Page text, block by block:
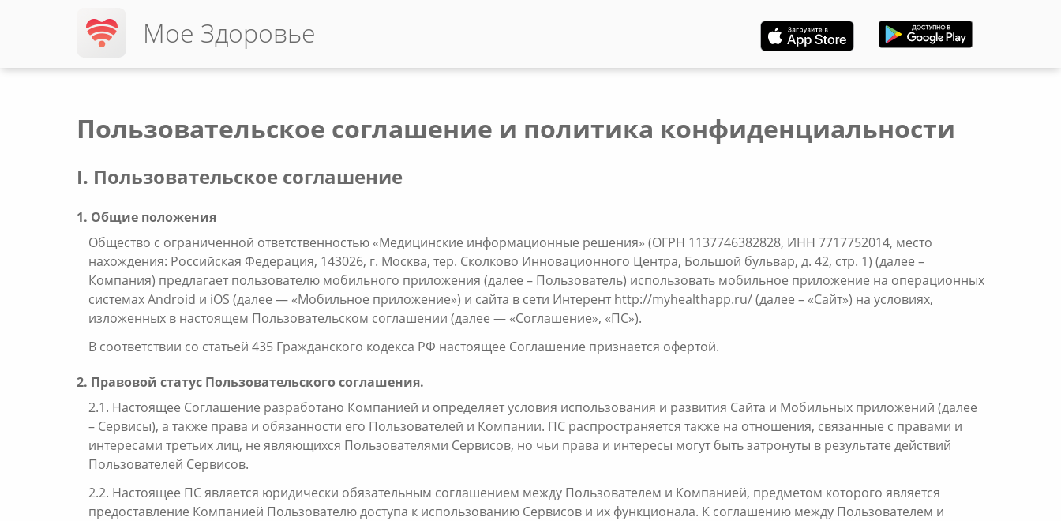
Мое Здоровье
Пользовательское соглашение и политика конфиденциальности
I. Пользовательское соглашение
1. Общие положения
Общество с ограниченной ответственностью «Медицинские информационные решения» (ОГРН 1137746382828, ИНН 7717752014, место
нахождения: Российская Федерация, 143026, г. Москва, тер. Сколково Инновационного Центра, Большой бульвар, д. 42, стр. 1) (далее –
Компания) предлагает пользователю мобильного приложения (далее – Пользователь) использовать мобильное приложение на операционных
системах Android и iOS (далее — «Мобильное приложение») и сайта в сети Интерент http://myhealthapp.ru/ (далее – «Сайт») на условиях,
изложенных в настоящем Пользовательском соглашении (далее — «Соглашение», «ПС»).
В соответствии со статьей 435 Гражданского кодекса РФ настоящее Соглашение признается офертой.
2. Правовой статус Пользовательского соглашения.
2.1. Настоящее Соглашение разработано Компанией и определяет условия использования и развития Сайта и Мобильных приложений (далее
– Сервисы), а также права и обязанности его Пользователей и Компании. ПС распространяется также на отношения, связанные с правами и
интересами третьих лиц, не являющихся Пользователями Сервисов, но чьи права и интересы могут быть затронуты в результате действий
Пользователей Сервисов.
2.2. Настоящее ПС является юридически обязательным соглашением между Пользователем и Компанией, предметом которого является
предоставление Компанией Пользователю доступа к использованию Сервисов и их функционала. К соглашению между Пользователем и